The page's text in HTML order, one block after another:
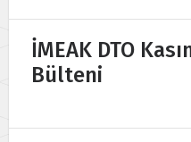
İMEAK DTO
Bülteni